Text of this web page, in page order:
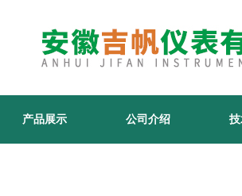
产品展示 公司介绍